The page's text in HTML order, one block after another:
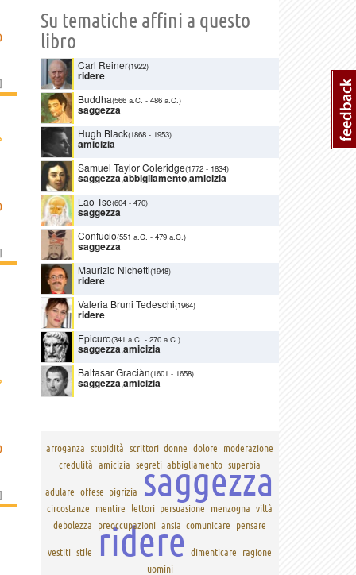
]
]
]
Su tematiche affini a questo
libro
Carl Reiner(1922)
ridere
Buddha(566 a.C. - 486 a.C.)
saggezza
Hugh Black(1868 - 1953)
amicizia
Samuel Taylor Coleridge(1772 - 1834)
saggezza,abbigliamento,amicizia
Lao Tse(604 - 470)
saggezza
Confucio(551 a.C. - 479 a.C.)
saggezza
Maurizio Nichetti(1948)
ridere
Valeria Bruni Tedeschi(1964)
ridere
Epicuro(341 a.C. - 270 a.C.)
saggezza,amicizia
Baltasar Graciàn(1601 - 1658)
saggezza,amicizia
arroganza stupidità scrittori donne dolore
moderazione
credulità amicizia segreti abbigliamento superbia
adulare offese pigrizia saggezza
circostanze mentire lettori persuasione menzogna viltà
debolezza
preoccupazioni ansia comunicare pensare
vestiti stile ridere dimenticare
ragione
uomini